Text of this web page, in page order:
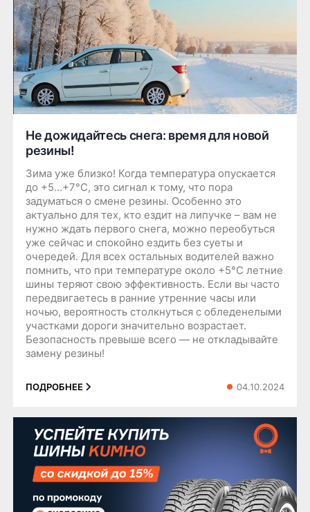
Не дожидайтесь снега: время для новой
резины!
Зима уже близко! Когда температура опускается
до +5…+7°C, это сигнал к тому, что пора
задуматься о смене резины. Особенно это
актуально для тех, кто ездит на липучке – вам не
нужно ждать первого снега, можно переобуться
уже сейчас и спокойно ездить без суеты и
очередей. Для всех остальных водителей важно
помнить, что при температуре около +5°C летние
шины теряют свою эффективность. Если вы часто
передвигаетесь в ранние утренние часы или
ночью, вероятность столкнуться с обледенелыми
участками дороги значительно возрастает.
Безопасность превыше всего — не откладывайте
замену резины!
ПОДРОБНЕЕ 04.10.2024